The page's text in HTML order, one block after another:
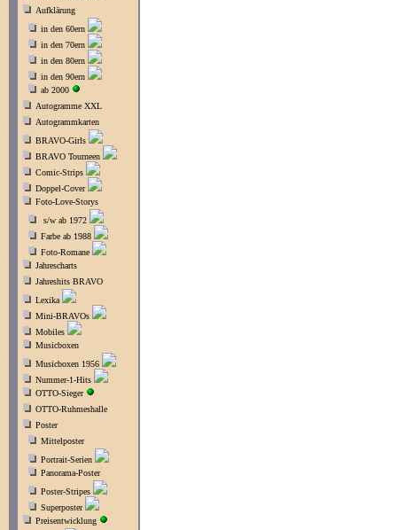
Aufklärung
in den 60ern
in den 70ern
in den 80ern
in den 90ern
ab 2000
Autogramme XXL
Autogrammkarten
BRAVO-Girls
BRAVO Tourneen
Comic-Strips
Doppel-Cover
Foto-Love-Storys
s/w ab 1972
Farbe ab 1988
Foto-Romane
Jahrescharts
Jahreshits BRAVO
Lexika
Mini-BRAVOs
Mobiles
Musicboxen
Musicboxen 1956
Nummer-1-Hits
OTTO-Sieger
OTTO-Ruhmeshalle
Poster
Mittelposter
Portrait-Serien
Panorama-Poster
Poster-Stripes
Superposter
Preisentwicklung